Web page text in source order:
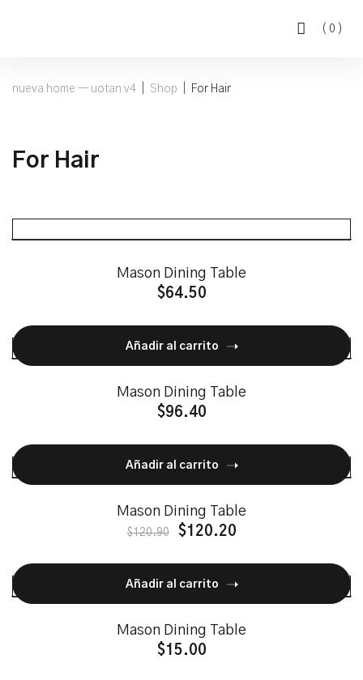
( 0 )
nueva home — uotan v4 Shop For Hair
For Hair
Mason Dining Table
$64.50
Añadir al carrito
Mason Dining Table
$96.40
Añadir al carrito
Mason Dining Table
$120.90 $120.20
Añadir al carrito
Mason Dining Table
$15.00